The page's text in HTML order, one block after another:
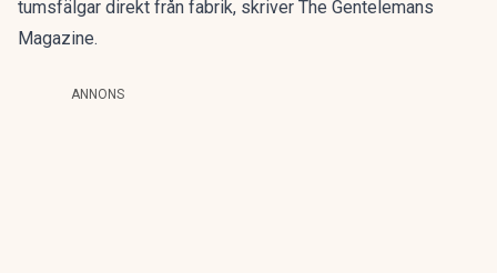
tumsfälgar direkt från fabrik, skriver The Gentelemans
Magazine.
ANNONS